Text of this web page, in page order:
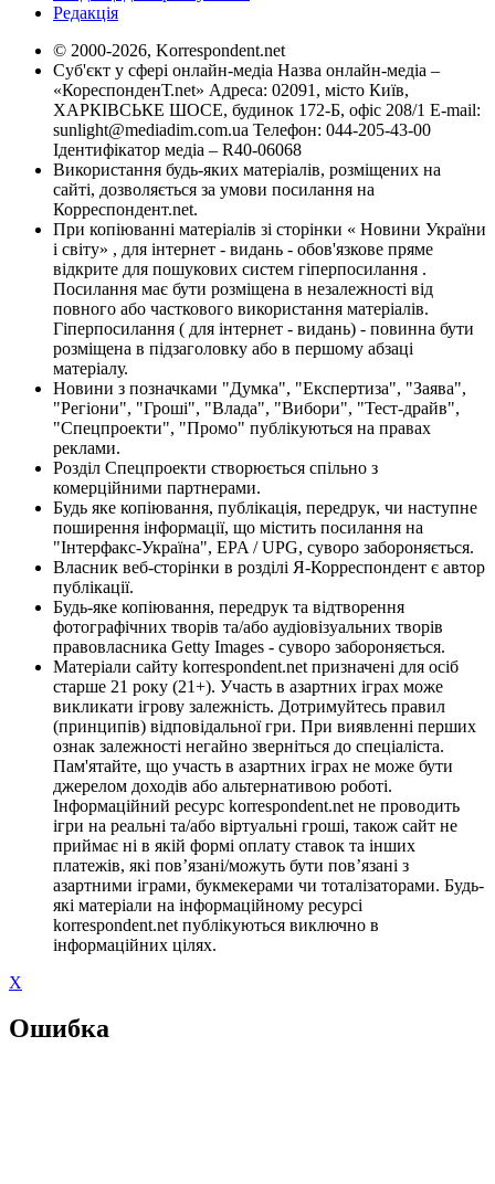
Редакція
© 2000-2026, Korrespondent.net
Суб'єкт у сфері онлайн-медіа Назва онлайн-медіа –
«КореспонденТ.net» Адреса: 02091, місто Київ,
ХАРКІВСЬКЕ ШОСЕ, будинок 172-Б, офіс 208/1 E-mail:
sunlight@mediadim.com.ua Телефон: 044-205-43-00
Ідентифікатор медіа – R40-06068
Використання будь-яких матеріалів, розміщених на
сайті, дозволяється за умови посилання на
Корреспондент.net.
При копіюванні матеріалів зі сторінки « Новини України
і світу» , для інтернет - видань - обов'язкове пряме
відкрите для пошукових систем гіперпосилання .
Посилання має бути розміщена в незалежності від
повного або часткового використання матеріалів.
Гіперпосилання ( для інтернет - видань) - повинна бути
розміщена в підзаголовку або в першому абзаці
матеріалу.
Новини з позначками "Думка", "Експертиза", "Заява",
"Регіони", "Гроші", "Влада", "Вибори", "Тест-драйв",
"Спецпроекти", "Промо" публікуються на правах
реклами.
Розділ Спецпроекти створюється спільно з
комерційними партнерами.
Будь яке копіювання, публікація, передрук, чи наступне
поширення інформації, що містить посилання на
"Інтерфакс-Україна", EPA / UPG, суворо забороняється.
Власник веб-сторінки в розділі Я-Корреспондент є автор
публікації.
Будь-яке копіювання, передрук та відтворення
фотографічних творів та/або аудіовізуальних творів
правовласника Getty Images - суворо забороняється.
Матеріали сайту korrespondent.net призначені для осіб
старше 21 року (21+). Участь в азартних іграх може
викликати ігрову залежність. Дотримуйтесь правил
(принципів) відповідальної гри. При виявленні перших
ознак залежності негайно зверніться до спеціаліста.
Пам'ятайте, що участь в азартних іграх не може бути
джерелом доходів або альтернативою роботі.
Інформаційний ресурс korrespondent.net не проводить
ігри на реальні та/або віртуальні гроші, також сайт не
приймає ні в якій формі оплату ставок та інших
платежів, які пов’язані/можуть бути пов’язані з
азартними іграми, букмекерами чи тоталізаторами. Будь-
які матеріали на інформаційному ресурсі
korrespondent.net публікуються виключно в
інформаційних цілях.
X
Ошибка